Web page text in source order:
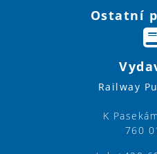
Ostatní
Railway
K
760